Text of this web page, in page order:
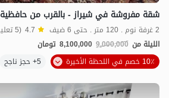
شقة مفروشة في شيراز - بالقرب من حافظية
2 غرفة نوم . 120 متر . حتى 6 ضيف 4.7 (5 تعليق)
الليلة من 9,000,000
8,100,000 تومان
10٪ خصم في اللحظة الأخيرة
5+ حجز ناجح